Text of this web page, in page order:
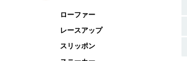
ローファー
レースアップ
スリッポン